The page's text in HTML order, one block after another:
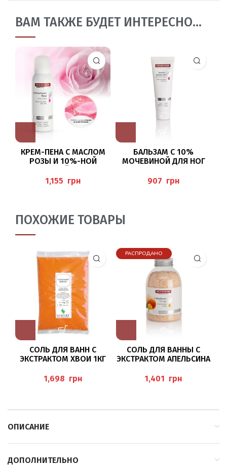
ВАМ ТАКЖЕ БУДЕТ ИНТЕРЕСНО…
КРЕМ-ПЕНА С МАСЛОМ
РОЗЫ И 10%-НОЙ
125МЛ (CREMESCHAUM
ROSE), PEDIBAEHR
грн
БАЛЬЗАМ С 10%
МОЧЕВИНОЙ ДЛЯ НОГ
SOFT), PEDIBAEHR
грн
ПОХОЖИЕ ТОВАРЫ
СОЛЬ ДЛЯ ВАНН С
ЭКСТРАКТОМ ХВОИ 1КГ
FICHTENNADEL) SCHUPP
грн
РАСПРОДАНО
СОЛЬ ДЛЯ ВАННЫ С
ЭКСТРАКТОМ АПЕЛЬСИНА
RANGE) PEDIBAEHR
грн
ОПИСАНИЕ
ДОПОЛНИТЕЛЬНО